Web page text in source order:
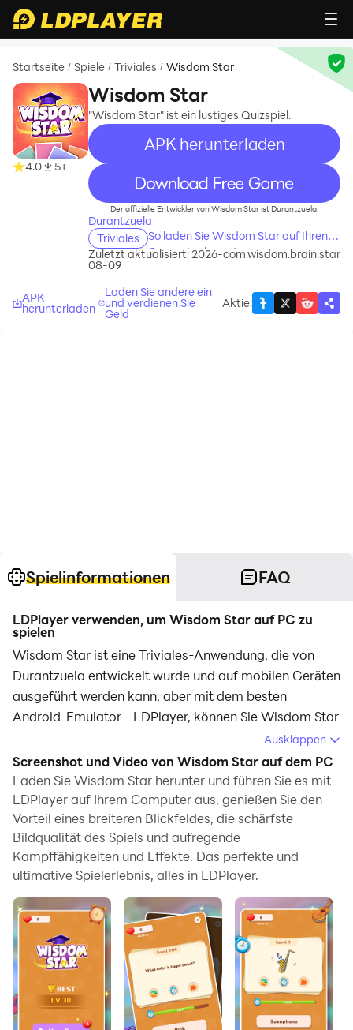
Startseite / Spiele / Triviales / Wisdom Star
4.0 5+
Wisdom Star
"Wisdom Star" ist ein lustiges Quizspiel.
APK herunterladen
recommend
Der offizielle Entwickler von Wisdom Star ist Durantzuela.
Durantzuela
Triviales
So laden Sie Wisdom Star auf Ihren
Computer herunter
Zuletzt aktualisiert: 2026-
08-09
com.wisdom.brain.star
APK
herunterladen
Laden Sie andere ein
und verdienen Sie
Geld
Aktie:
Spielinformationen FAQ
LDPlayer verwenden, um Wisdom Star auf PC zu
spielen
Wisdom Star ist eine Triviales-Anwendung, die von
Durantzuela entwickelt wurde und auf mobilen Geräten
ausgeführt werden kann, aber mit dem besten
Android-Emulator - LDPlayer, können Sie Wisdom Star
herunterladen und auf Ihrem Computer ausführen.
Beim Ausführen von Wisdom Star auf Ihrem Computer
können Sie auf einem großen Bildschirm klar
navigieren, und das Steuern von Anwendungen mit
Maus und Tastatur ist viel schneller als das Berühren
des Bildschirms, und Sie müssen sich nie um die
Leistung Ihres Geräts sorgen.
Dank der Multi-Instanz- und
Synchronisationsfunktionen können Sie auch mehrere
Apps und Konten auf Ihrem Computer ausführen.
Die Funktion zum Übertragen von Dateien zwischen
dem Emulator und dem Computer erleichtert auch das
Teilen von Fotos, Videos und Dateien.
Ausklappen
Screenshot und Video von Wisdom Star auf dem PC
Laden Sie Wisdom Star herunter und führen Sie es mit
LDPlayer auf Ihrem Computer aus, genießen Sie den
Vorteil eines breiteren Blickfeldes, die schärfste
Bildqualität des Spiels und aufregende
Kampffähigkeiten und Effekte. Das perfekte und
ultimative Spielerlebnis, alles in LDPlayer.